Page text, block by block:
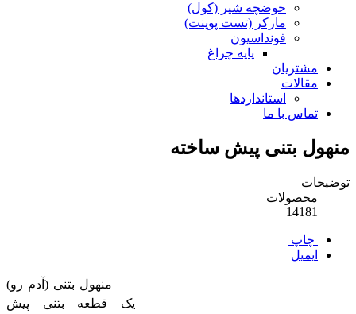
حوضچه شیر (کول)
مارکر (تست پوینت)
فونداسیون
پایه چراغ
مشتریان
مقالات
استانداردها
تماس با ما
منهول بتنی پیش ساخته
توضیحات
محصولات
14181
چاپ
ایمیل
منهول بتنی (آدم رو)
یک قطعه بتنی پیش